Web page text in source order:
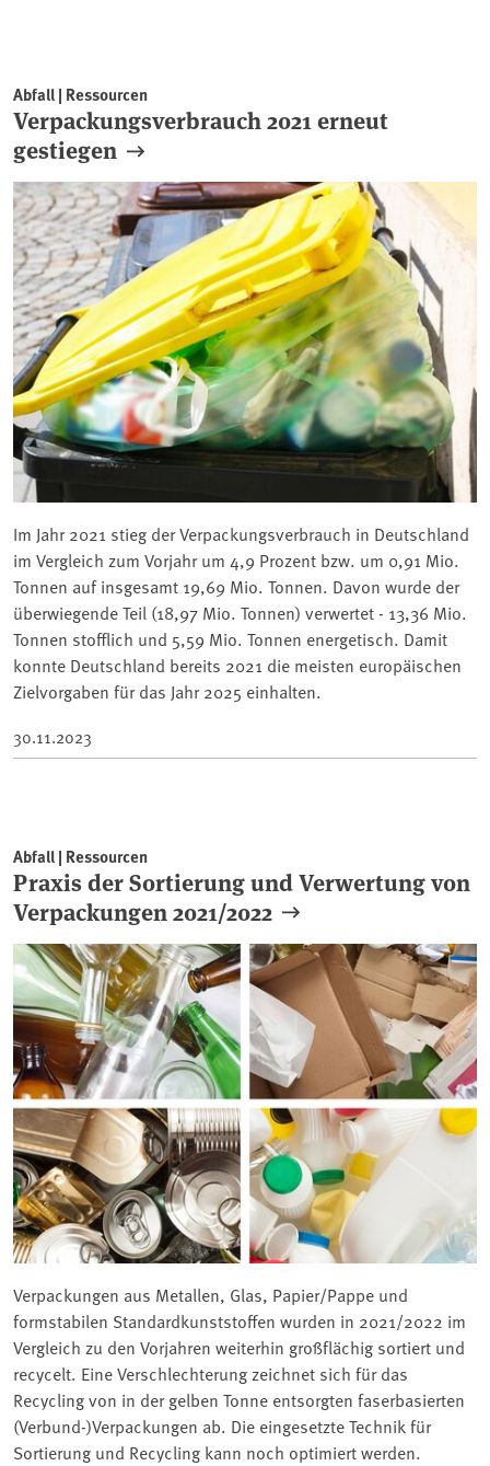
Abfall | Ressourcen
Verpackungsverbrauch 2021 erneut
gestiegen
Im Jahr 2021 stieg der Verpackungsverbrauch in Deutschland
im Vergleich zum Vorjahr um 4,9 Prozent bzw. um 0,91 Mio.
Tonnen auf insgesamt 19,69 Mio. Tonnen. Davon wurde der
überwiegende Teil (18,97 Mio. Tonnen) verwertet - 13,36 Mio.
Tonnen stofflich und 5,59 Mio. Tonnen energetisch. Damit
konnte Deutschland bereits 2021 die meisten europäischen
Zielvorgaben für das Jahr 2025 einhalten.
30.11.2023
Abfall | Ressourcen
Praxis der Sortierung und Verwertung von
Verpackungen 2021/2022
Verpackungen aus Metallen, Glas, Papier/Pappe und
formstabilen Standardkunststoffen wurden in 2021/2022 im
Vergleich zu den Vorjahren weiterhin großflächig sortiert und
recycelt. Eine Verschlechterung zeichnet sich für das
Recycling von in der gelben Tonne entsorgten faserbasierten
(Verbund-)Verpackungen ab. Die eingesetzte Technik für
Sortierung und Recycling kann noch optimiert werden.